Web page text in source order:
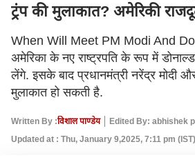
ट्रंप की मुलाकात? अमेरिकी
When Will Meet PM Modi And
अमेरिका के नए राष्ट्रपति के रूप में
लेंगे. इसके बाद प्रधानमंत्री नरेंद्र मोदी
मुलाकात हो सकती है.
Written By :विशाल पाण्डेय
Edited By: abhishek
Updated at : Thu, January 9,2025, 7:11 pm (IST)